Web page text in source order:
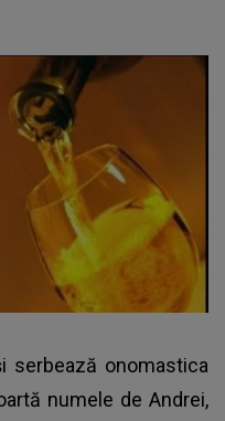
serbează onomastica
numele de Andrei,